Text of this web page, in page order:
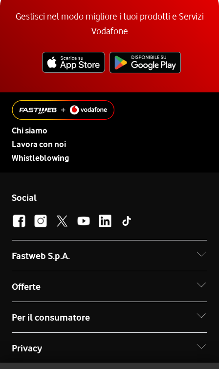
Gestisci nel modo migliore i tuoi prodotti e Servizi
Vodafone
Chi siamo
Lavora con noi
Whistleblowing
Social
Fastweb S.p.A.
Offerte
Per il consumatore
Privacy